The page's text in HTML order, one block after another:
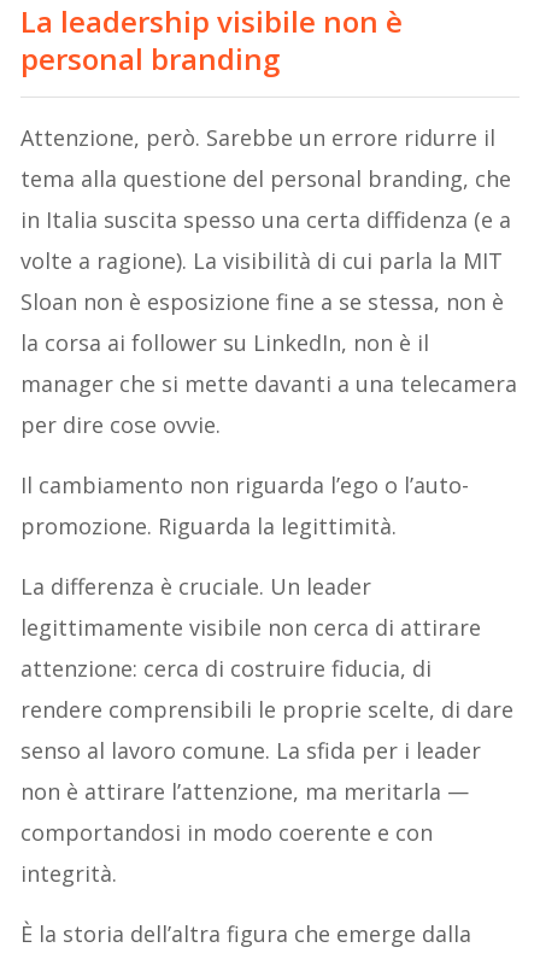
La leadership visibile non è
personal branding
Attenzione, però. Sarebbe un errore ridurre il
tema alla questione del personal branding, che
in Italia suscita spesso una certa diffidenza (e a
volte a ragione). La visibilità di cui parla la MIT
Sloan non è esposizione fine a se stessa, non è
la corsa ai follower su LinkedIn, non è il
manager che si mette davanti a una telecamera
per dire cose ovvie.
Il cambiamento non riguarda l’ego o l’auto-
promozione. Riguarda la legittimità.
La differenza è cruciale. Un leader
legittimamente visibile non cerca di attirare
attenzione: cerca di costruire fiducia, di
rendere comprensibili le proprie scelte, di dare
senso al lavoro comune. La sfida per i leader
non è attirare l’attenzione, ma meritarla —
comportandosi in modo coerente e con
integrità.
È la storia dell’altra figura che emerge dalla